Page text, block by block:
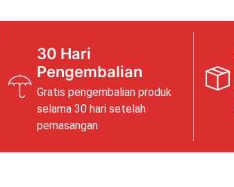
30 Hari
Pengembalian
Gratis pengembalian produk
selama 30 hari setelah
pemasangan